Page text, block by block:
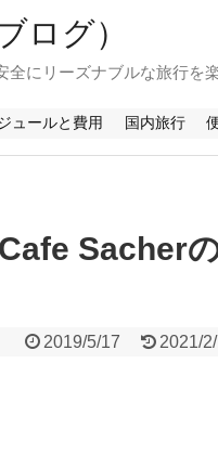
ログ）
にリーズナブルな旅行を
ュールと費用 国内旅行
Sacher
2019/5/17 2021/